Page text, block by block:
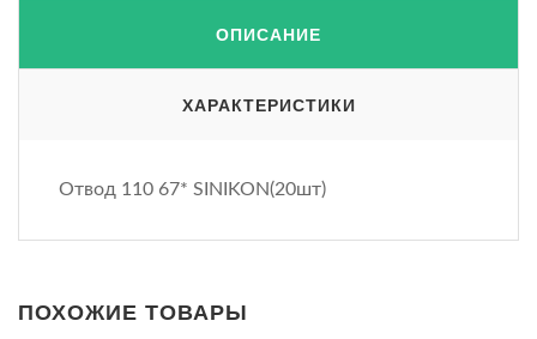
ОПИСАНИЕ
ХАРАКТЕРИСТИКИ
Отвод 110 67* SINIKON(20шт)
ПОХОЖИЕ ТОВАРЫ